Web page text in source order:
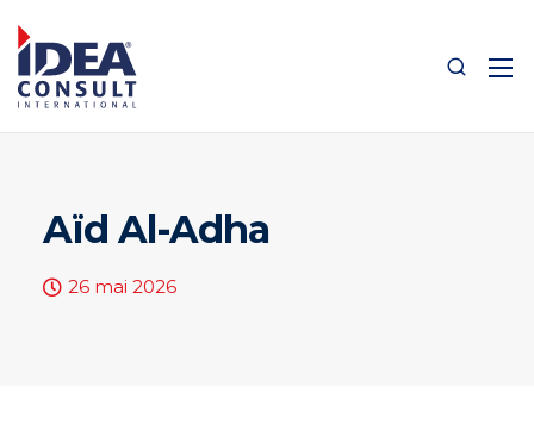
Aïd Al-Adha
26 mai 2026